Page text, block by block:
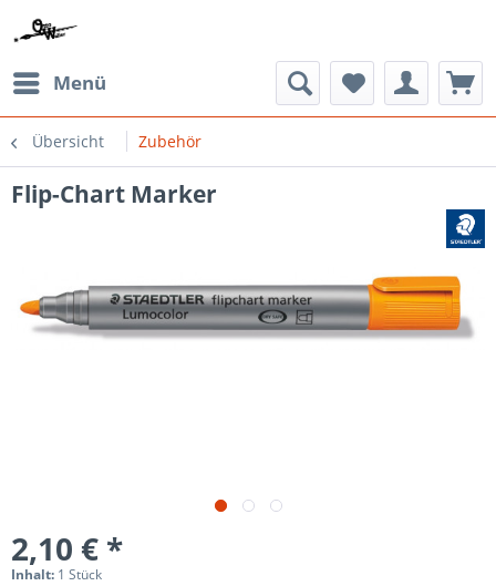
Menü
Übersicht Zubehör
Flip-Chart Marker
2,10 € *
Inhalt: 1 Stück